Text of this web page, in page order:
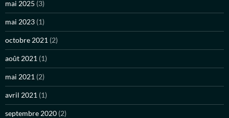
mai 2025 (3)
mai 2023 (1)
octobre 2021 (2)
août 2021 (1)
mai 2021 (2)
avril 2021 (1)
septembre 2020 (2)